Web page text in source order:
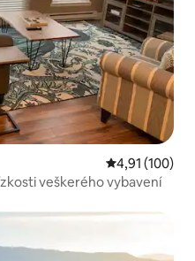
Průměrné
4,91 (100)
veškerého vybavení
hostů